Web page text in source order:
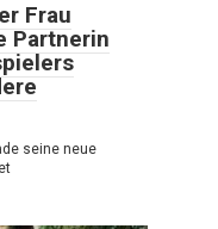
Frau
Partnerin
seine neue